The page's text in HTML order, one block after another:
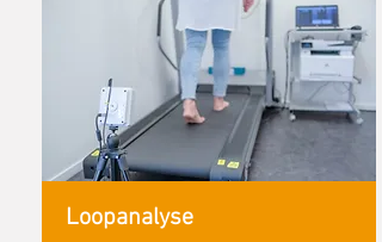
Loopanalyse